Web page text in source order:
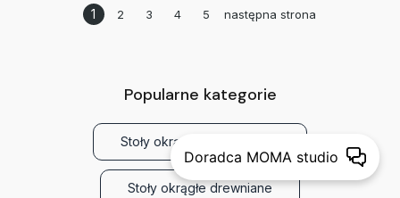
1 2 3 4 5 następna strona
Popularne kategorie
Stoły okrągłe nowoczesne
Stoły okrągłe drewniane
COTYGODNIOWA DAWKA INSPIRACJI I WYJĄTKOWYCH PROMOCJI
W NASZYM NEWSLETTERZE. ODBIERZ KOD 50 ZŁ NA ZAKUPY
Dołączając do nas wyrażasz zgodnę na otrzymywanie newslettera
z inspiracjami, nowościami i promocjami.(więcej)
Doradca MOMA studio